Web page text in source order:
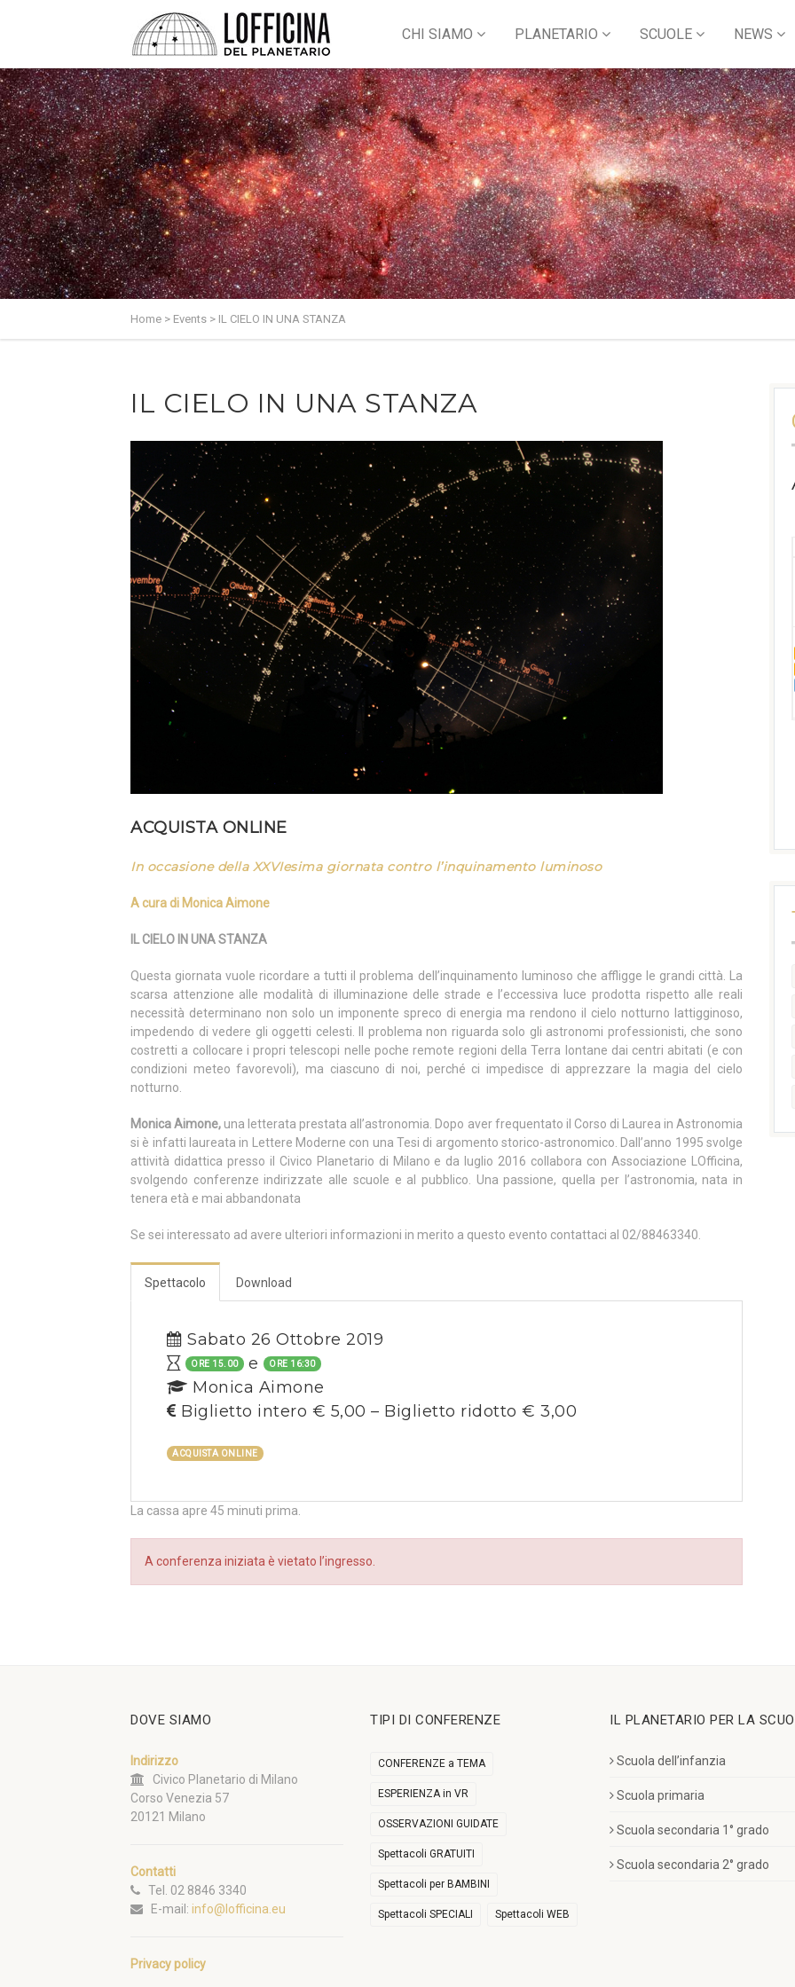
CHI SIAMO PLANETARIO SCUOLE NEWS
Home > Events > IL CIELO IN UNA STANZA
IL CIELO IN UNA STANZA
ACQUISTA ONLINE
In occasione della XXVIesima giornata contro l’inquinamento luminoso
A cura di Monica Aimone
IL CIELO IN UNA STANZA
Questa giornata vuole ricordare a tutti il problema dell’inquinamento luminoso che affligge le grandi città. La
scarsa attenzione alle modalità di illuminazione delle strade e l’eccessiva luce prodotta rispetto alle reali
necessità determinano non solo un imponente spreco di energia ma rendono il cielo notturno lattigginoso,
impedendo di vedere gli oggetti celesti. Il problema non riguarda solo gli astronomi professionisti, che sono
costretti a collocare i propri telescopi nelle poche remote regioni della Terra lontane dai centri abitati (e con
condizioni meteo favorevoli), ma ciascuno di noi, perché ci impedisce di apprezzare la magia del cielo
notturno.
Monica Aimone, una letterata prestata all’astronomia. Dopo aver frequentato il Corso di Laurea in Astronomia
si è infatti laureata in Lettere Moderne con una Tesi di argomento storico-astronomico. Dall’anno 1995 svolge
attività didattica presso il Civico Planetario di Milano e da luglio 2016 collabora con Associazione LOfficina,
svolgendo conferenze indirizzate alle scuole e al pubblico. Una passione, quella per l’astronomia, nata in
tenera età e mai abbandonata
Se sei interessato ad avere ulteriori informazioni in merito a questo evento contattaci al 02/88463340.
Spettacolo Download
Sabato 26 Ottobre 2019
ORE 15.00 e ORE 16:30
Monica Aimone
Biglietto intero € 5,00 – Biglietto ridotto € 3,00
ACQUISTA ONLINE
La cassa apre 45 minuti prima.
A conferenza iniziata è vietato l’ingresso.
DOVE SIAMO
Indirizzo
Civico Planetario di Milano
Corso Venezia 57
20121 Milano
Contatti
Tel. 02 8846 3340
E-mail: info@lofficina.eu
Privacy policy
TIPI DI CONFERENZE
CONFERENZE a TEMA
ESPERIENZA in VR
OSSERVAZIONI GUIDATE
Spettacoli GRATUITI
Spettacoli per BAMBINI
Spettacoli SPECIALI Spettacoli WEB
IL PLANETARIO PER LA
Scuola dell’infanzia
Scuola primaria
Scuola secondaria 1° grado
Scuola secondaria 2° grado